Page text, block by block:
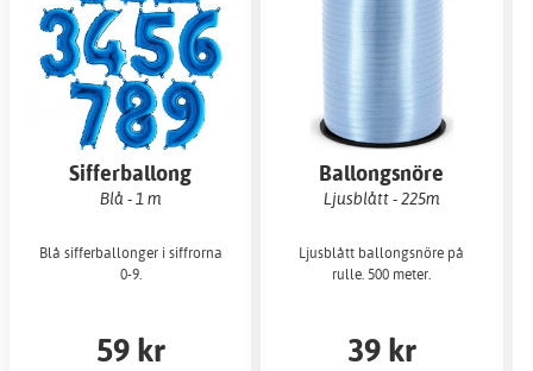
Sifferballong
Blå - 1 m
Blå sifferballonger i siffrorna
0-9.
59 kr
Ballongsnöre
Ljusblått - 225m
Ljusblått ballongsnöre på
rulle. 500 meter.
39 kr